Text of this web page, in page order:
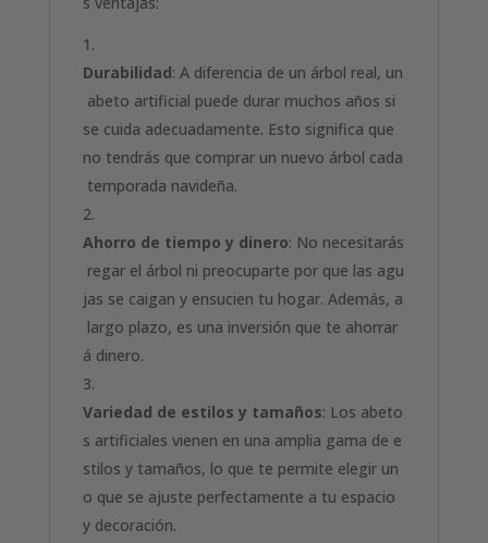
Durabilidad: A diferencia de un árbol real, un
abeto artificial puede durar muchos años si
se cuida adecuadamente. Esto significa que
no tendrás que comprar un nuevo árbol cada
temporada navideña.
Ahorro de tiempo y dinero: No necesitarás
regar el árbol ni preocuparte por que las agu
jas se caigan y ensucien tu hogar. Además, a
largo plazo, es una inversión que te ahorrar
á dinero.
Variedad de estilos y tamaños: Los abeto
s artificiales vienen en una amplia gama de e
stilos y tamaños, lo que te permite elegir un
o que se ajuste perfectamente a tu espacio
y decoración.